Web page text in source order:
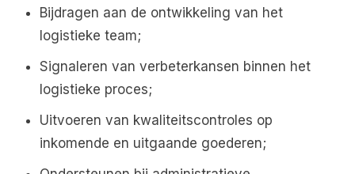
Bijdragen aan de ontwikkeling van het
logistieke team;
Signaleren van verbeterkansen binnen het
logistieke proces;
Uitvoeren van kwaliteitscontroles op
inkomende en uitgaande goederen;